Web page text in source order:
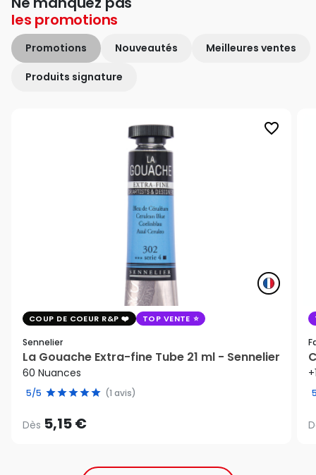
les promotions
Promotions Nouveautés Meilleures ventes
Produits signature
favorite_border
COUP DE COEUR R&P TOP VENTE
Sennelier
La Gouache Extra-fine Tube 21 ml - Sennelier
60 Nuances
5/5 (1 avis)
Dès 5,15 €